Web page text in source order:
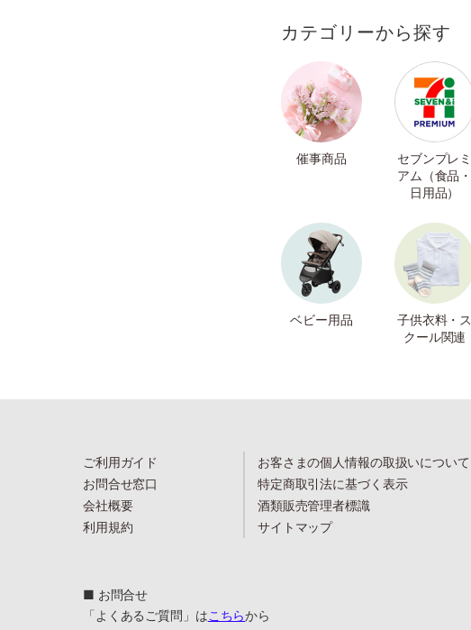
カテゴリーから探す
催事商品
セブンプレミ
アム（食品・
日用品）
ベビー用品
子供衣料・ス
クール関連
ご利用ガイド
お問合せ窓口
会社概要
利用規約
お客さまの個人情報の取扱いについて
特定商取引法に基づく表示
酒類販売管理者標識
サイトマップ
■ お問合せ
「よくあるご質問」はこちらから